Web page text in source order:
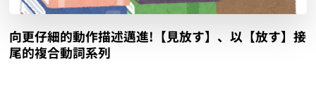
向更仔細的動作描述邁進!【見放す】、以【放す】接
尾的複合動詞系列